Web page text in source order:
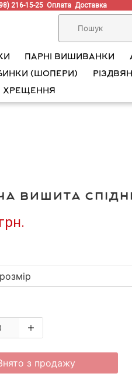
216-15-25 Оплата Доставка
ПАРНІ ВИШИВАНКИ
(ШОПЕРИ)
ХРЕЩЕННЯ
вишита
з продажу